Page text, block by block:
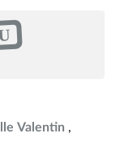
Valentin